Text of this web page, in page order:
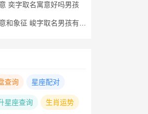
奕字取名寓意好吗男孩
象征 峻字取名男孩有寓意
查询 星座配对
星座查询 生肖运势